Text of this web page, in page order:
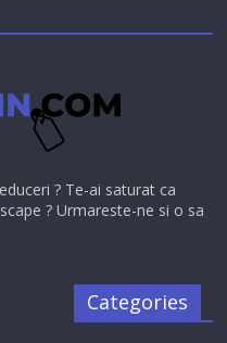
? Te-ai saturat ca
? Urmareste-ne si o sa
Categories